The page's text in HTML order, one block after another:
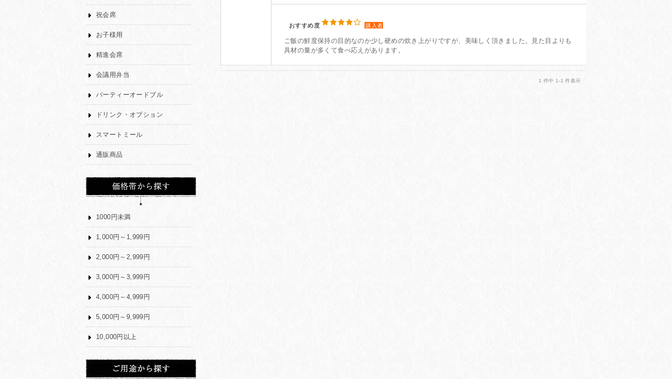
祝会席
お子様用
精進会席
会議用弁当
パーティーオードブル
ドリンク・オプション
スマートミール
通販商品
1000円未満
1,000円～1,999円
2,000円～2,999円
3,000円～3,999円
4,000円～4,999円
5,000円～9,999円
10,000円以上
おすすめ度 購入者
ご飯の鮮度保持の目的なのか少し硬めの炊き上がりですが、美味しく頂きました。見た目よりも
具材の量が多くて食べ応えがあります。
1 件中 1-1 件表示